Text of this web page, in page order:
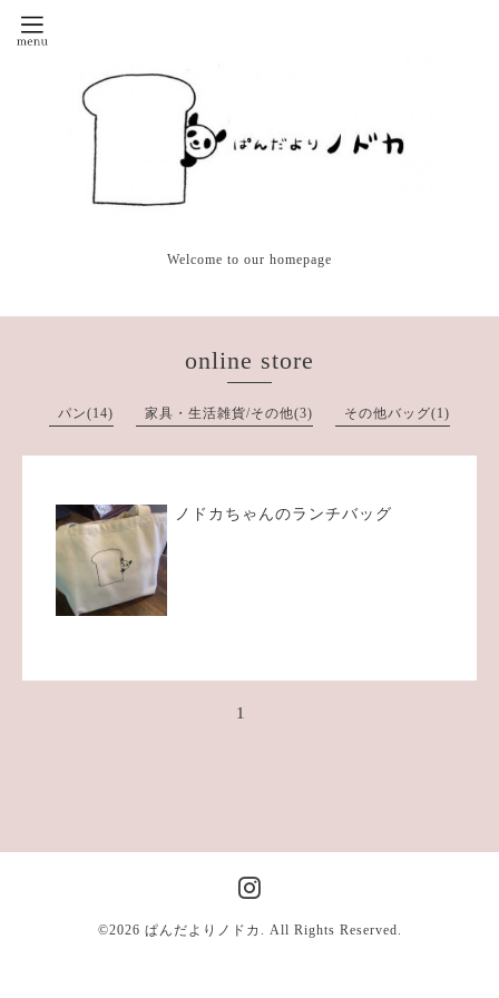
Welcome to our homepage
online store
パン(14) 家具・生活雑貨/その他(3) その他バッグ(1)
ノドカちゃんのランチバッグ
1
©2026 ぱんだよりノドカ . All Rights Reserved.